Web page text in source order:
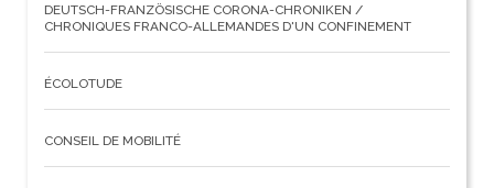
DEUTSCH-FRANZÖSISCHE CORONA-CHRONIKEN /
CHRONIQUES FRANCO-ALLEMANDES D'UN CONFINEMENT
ÉCOLOTUDE
CONSEIL DE MOBILITÉ